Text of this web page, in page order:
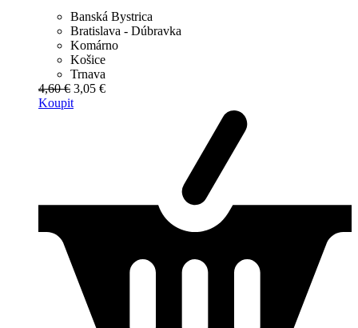
Banská Bystrica
Bratislava - Dúbravka
Komárno
Košice
Trnava
4,60 € 3,05 €
Koupit